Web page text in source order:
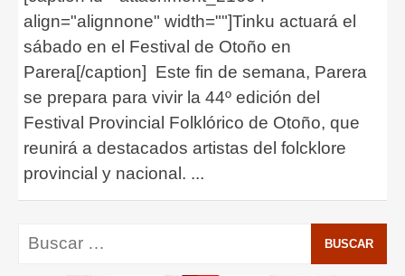
align="alignnone" width=""]Tinku actuará el
sábado en el Festival de Otoño en
Parera[/caption] Este fin de semana, Parera
se prepara para vivir la 44º edición del
Festival Provincial Folklórico de Otoño, que
reunirá a destacados artistas del folcklore
provincial y nacional. ...
Buscar: